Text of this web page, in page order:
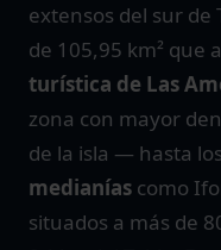
extensos del sur
de 105,95 km² que
turística de Las
zona con mayor
de la isla — hasta los
medianías como
situados a más de